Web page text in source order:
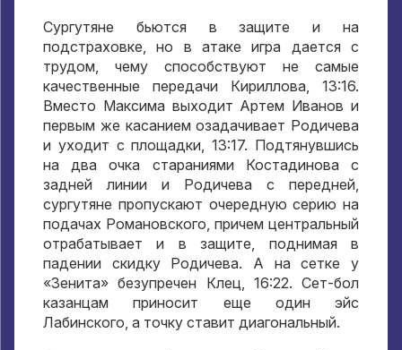
Сургутяне бьются в защите и на
подстраховке, но в атаке игра дается с
трудом, чему способствуют не самые
качественные передачи Кириллова, 13:16.
Вместо Максима выходит Артем Иванов и
первым же касанием озадачивает Родичева
и уходит с площадки, 13:17. Подтянувшись
на два очка стараниями Костадинова с
задней линии и Родичева с передней,
сургутяне пропускают очередную серию на
подачах Романовского, причем центральный
отрабатывает и в защите, поднимая в
падении скидку Родичева. А на сетке у
«Зенита» безупречен Клец, 16:22. Сет-бол
казанцам приносит еще один эйс
Лабинского, а точку ставит диагональный.